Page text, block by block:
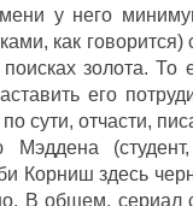
у него
как говорится)
поисках золота.
его
сути, отчасти,
Мэддена
Корниш здесь
В общем, сериал